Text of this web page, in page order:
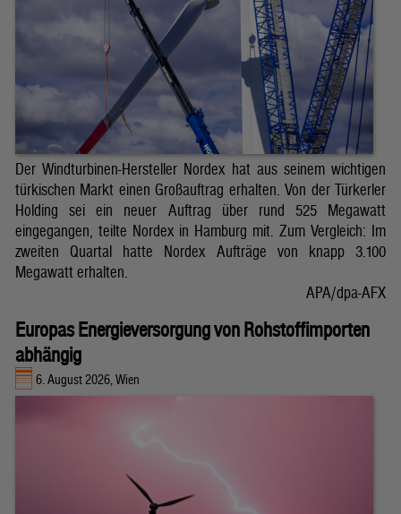
Der Windturbinen-Hersteller Nordex hat aus seinem wichtigen
türkischen Markt einen Großauftrag erhalten. Von der Türkerler
Holding sei ein neuer Auftrag über rund 525 Megawatt
eingegangen, teilte Nordex in Hamburg mit. Zum Vergleich: Im
zweiten Quartal hatte Nordex Aufträge von knapp 3.100
Megawatt erhalten.
APA/dpa-AFX
Europas Energieversorgung von Rohstoffimporten
abhängig
6. August 2026, Wien